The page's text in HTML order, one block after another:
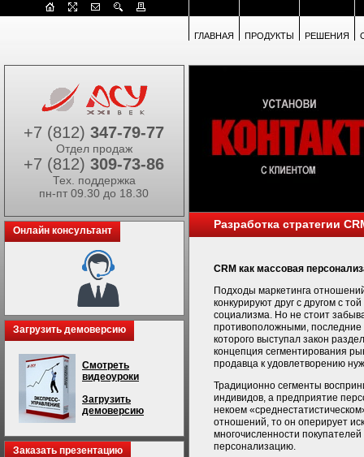
ГЛАВНАЯ ПРОДУКТЫ РЕШЕНИЯ
+7 (812)347-79-77
Отдел продаж
+7 (812)309-73-86
Тех. поддержка
пн-пт 09.30 до 18.30
Онлайн консультант
Загрузить демоверсию
Смотреть
видеоуроки
Загрузить
демоверсию
Заказать презентацию
Разработка стратегии
CRM как массовая
Подходы маркетинга
конкурируют друг с другом с
социализма. Но не стоит
противоположными, последние
которого выступал закон
концепция сегментирования
продавца к удовлетворению
Традиционно сегменты
индивидов, а предприятие
некоем
отношений, то он оперирует
многочисленности
персонализацию.